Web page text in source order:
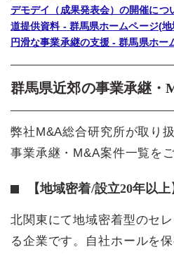
デモデイ（成果発表会）の開催につ
道提供資料 - 群馬県ホームページ(
円滑な事業承継の支援 - 群馬県ホー
群馬県近郊の事業承継・
弊社M&A総合研究所が取り
事業承継・M&A案件一覧を
【地域密着/設立20年以
北関東にて地域密着型のセ
る企業です。自社ホールを